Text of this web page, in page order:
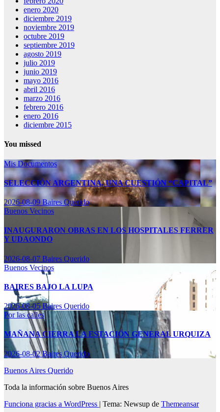
enero 2020
diciembre 2019
noviembre 2019
octubre 2019
septiembre 2019
agosto 2019
julio 2019
junio 2019
mayo 2016
abril 2016
marzo 2016
febrero 2016
enero 2016
diciembre 2015
You missed
Mis Documentos
SELECCIÓN ARGENTINA, UNA CUESTIÓN “CAPITAL”
2026-08-09Baires Querido
Buenos Vecinos
INAUGURARON OBRAS EN LOS HOSPITALES FERRER
Y UDAONDO
2026-08-07 Baires Querido
Buenos Vecinos
BAIRES BAJO LA LUPA
2026-08-05Baires Querido
Por las calles
MAÑANA CIERRA LA ESTACIÓN GENERAL URQUIZA
2026-08-02Baires Querido
Buenos Aires Querido
Toda la información sobre Buenos Aires
Funciona gracias a WordPress | Tema: Newsup de Themeansar